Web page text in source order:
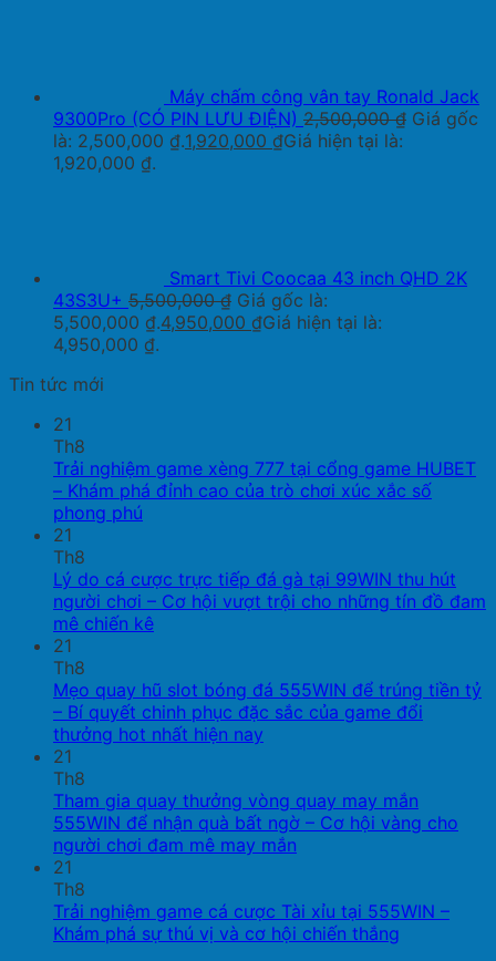
Máy chấm công vân tay Ronald Jack
9300Pro (CÓ PIN LƯU ĐIỆN) 2,500,000₫ Giá gốc
là: 2,500,000 ₫.1,920,000 ₫Giá hiện tại là:
1,920,000 ₫.
Smart Tivi Coocaa 43 inch QHD 2K
43S3U+ 5,500,000₫ Giá gốc là:
5,500,000 ₫.4,950,000 ₫Giá hiện tại là:
4,950,000 ₫.
Tin tức mới
21
Th8
Trải nghiệm game xèng 777 tại cổng game HUBET
– Khám phá đỉnh cao của trò chơi xúc xắc số
phong phú
21
Th8
Lý do cá cược trực tiếp đá gà tại 99WIN thu hút
người chơi – Cơ hội vượt trội cho những tín đồ đam
mê chiến kê
21
Th8
Mẹo quay hũ slot bóng đá 555WIN để trúng tiền tỷ
– Bí quyết chinh phục đặc sắc của game đổi
thưởng hot nhất hiện nay
21
Th8
Tham gia quay thưởng vòng quay may mắn
555WIN để nhận quà bất ngờ – Cơ hội vàng cho
người chơi đam mê may mắn
21
Th8
Trải nghiệm game cá cược Tài xỉu tại 555WIN –
Khám phá sự thú vị và cơ hội chiến thắng